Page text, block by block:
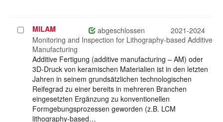
Projekt
auswählen
MILAM abgeschlossen
2021-2024
Monitoring and Inspection for Lithography-based Additive
Manufacturing
Additive Fertigung (additive manufacturing – AM) oder
3D-Druck von keramischen Materialien ist in den letzten
Jahren in seinem grundsätzlichen technologischen
Reifegrad zu einer bereits in mehreren Branchen
eingesetzten Ergänzung zu konventionellen
Formgebungsprozessen geworden (z.B. LCM
lithography-based…